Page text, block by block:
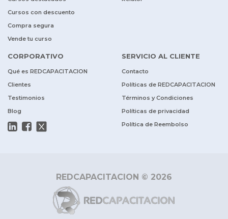
Cursos con descuento
Compra segura
Vende tu curso
CORPORATIVO
Qué es REDCAPACITACION
Clientes
Testimonios
Blog
SERVICIO AL CLIENTE
Contacto
Políticas de REDCAPACITACION
Términos y Condiciones
Políticas de privacidad
Política de Reembolso
REDCAPACITACION © 2026